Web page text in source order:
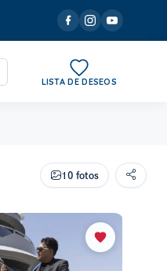
LISTA DE DESEOS
10 fotos